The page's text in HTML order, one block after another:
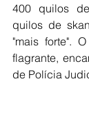
400 quilos
quilos de
"mais forte".
flagrante,
de Polícia